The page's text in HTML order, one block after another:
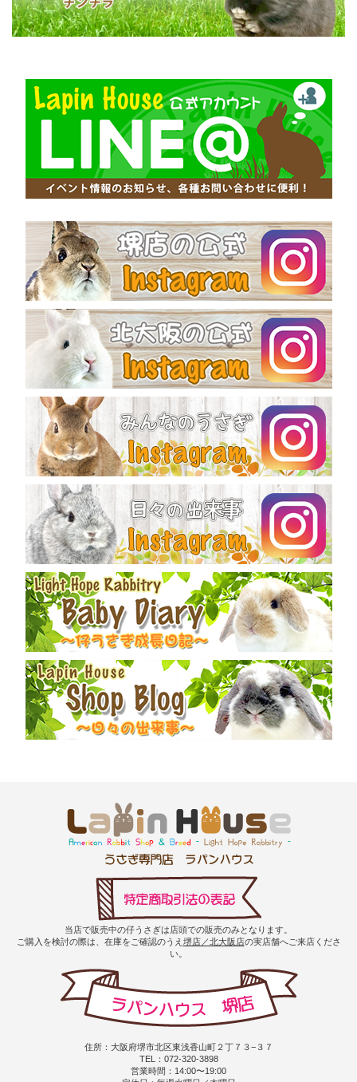
当店で販売中の仔うさぎは店頭での販売のみとなります。
ご購入を検討の際は、在庫をご確認のうえ 堺店／北大阪店の実店舗へご来店くださ
い。
住所：大阪府堺市北区東浅香山町２丁７３−３７
TEL：072-320-3898
営業時間：14:00〜19:00